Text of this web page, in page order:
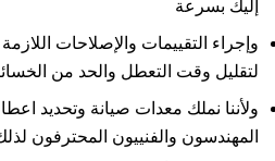
إليك بسرعة
وإجراء التقييمات والإصلاحات
لتقليل وقت التعطل والحد من
ولأننا نملك معدات صيانة وتحديد
المهندسون والفنييون المحترفون